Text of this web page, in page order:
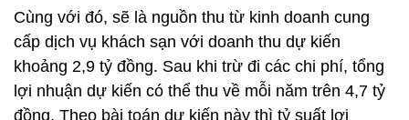
Cùng với đó, sẽ là nguồn thu từ kinh doanh cung
cấp dịch vụ khách sạn với doanh thu dự kiến
khoảng 2,9 tỷ đồng. Sau khi trừ đi các chi phí, tổng
lợi nhuận dự kiến có thể thu về mỗi năm trên 4,7 tỷ
đồng. Theo bài toán dự kiến này thì tỷ suất lợi